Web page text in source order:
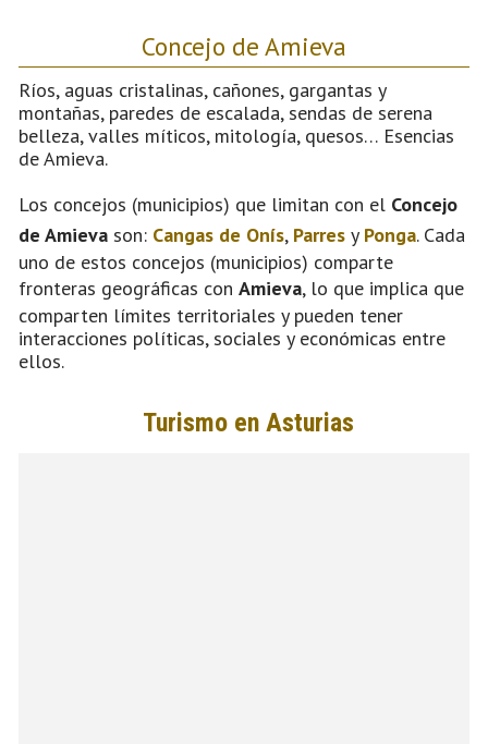
Concejo de Amieva
Ríos, aguas cristalinas, cañones, gargantas y
montañas, paredes de escalada, sendas de serena
belleza, valles míticos, mitología, quesos… Esencias
de Amieva.
Los concejos (municipios) que limitan con el Concejo
de Amieva son: Cangas de Onís, Parres y Ponga. Cada
uno de estos concejos (municipios) comparte
fronteras geográficas con Amieva, lo que implica que
comparten límites territoriales y pueden tener
interacciones políticas, sociales y económicas entre
ellos.